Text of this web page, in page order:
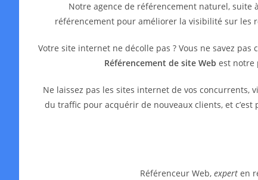
Notre agence de référencement naturel, suite
référencement pour améliorer la visibilité sur les
Votre site internet ne décolle pas ? Vous ne savez
Référencement de site Web est notre
Ne laissez pas les sites internet de vos
du traffic pour acquérir de nouveaux clients, et
Référenceur Web, expert en